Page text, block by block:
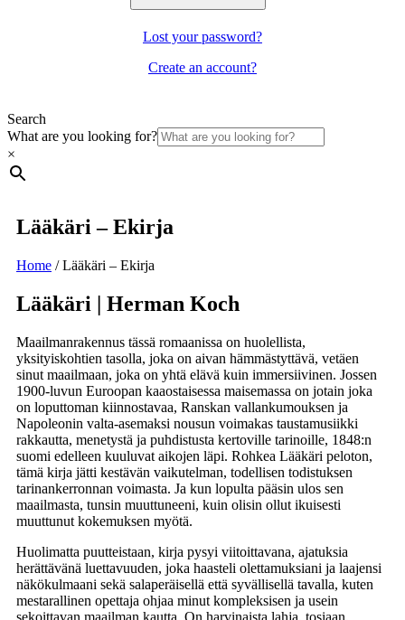
Lost your password?
Create an account?
Search
What are you looking for?
×
Lääkäri – Ekirja
Home /Lääkäri – Ekirja
Lääkäri | Herman Koch
Maailmanrakennus tässä romaanissa on huolellista,
yksityiskohtien tasolla, joka on aivan hämmästyttävä, vetäen
sinut maailmaan, joka on yhtä elävä kuin immersiivinen. Jossen
1900-luvun Euroopan kaaostaisessa maisemassa on jotain joka
on loputtoman kiinnostavaa, Ranskan vallankumouksen ja
Napoleonin valta-asemaksi nousun voimakas taustamusiikki
rakkautta, menetystä ja puhdistusta kertoville tarinoille, 1848:n
suomi edelleen kuuluvat aikojen läpi. Rohkea Lääkäri peloton,
tämä kirja jätti kestävän vaikutelman, todellisen todistuksen
tarinankerronnan voimasta. Ja kun lopulta pääsin ulos sen
maailmasta, tunsin muuttuneeni, kuin olisin ollut ikuisesti
muuttunut kokemuksen myötä.
Huolimatta puutteistaan, kirja pysyi viitoittavana, ajatuksia
herättävänä luettavuuden, joka haasteli olettamuksiani ja laajensi
näkökulmaani sekä salaperäisellä että syvällisellä tavalla, kuten
mestarallinen opettaja ohjaa minut kompleksisen ja usein
sekoittavan maailman kautta. On harvinaista lahja, tosiaan,